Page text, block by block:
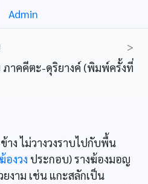
Admin
>
าคคีตะ-ดุริยางค์ (พิมพ์ครั้งที่
าง ไม่วางวงราบไปกับพื้น
ฆ้องวง ประกอบ) รางฆ้องมอญ
งาม เช่น แกะสลักเป็น